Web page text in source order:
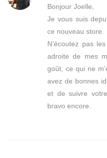
Bonjour Joelle,
Je vous suis
ce nouveau store.
N’écoutez pas
adroite de mes
goût, ce qui ne
avez de bonnes
et de suivre
bravo encore.